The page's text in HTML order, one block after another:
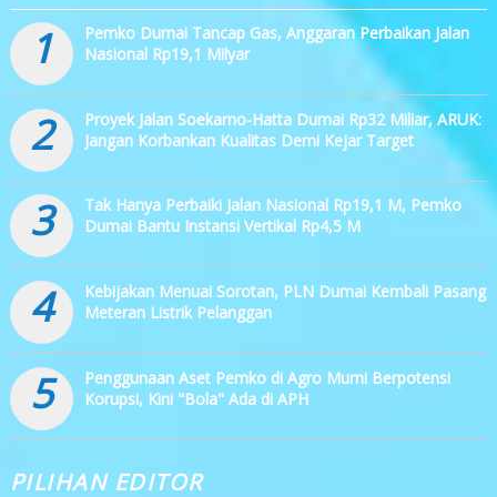
1
Pemko Dumai Tancap Gas, Anggaran Perbaikan Jalan
Nasional Rp19,1 Milyar
2
Proyek Jalan Soekarno-Hatta Dumai Rp32 Miliar, ARUK:
Jangan Korbankan Kualitas Demi Kejar Target
3
Tak Hanya Perbaiki Jalan Nasional Rp19,1 M, Pemko
Dumai Bantu Instansi Vertikal Rp4,5 M
4
Kebijakan Menuai Sorotan, PLN Dumai Kembali Pasang
Meteran Listrik Pelanggan
5
Penggunaan Aset Pemko di Agro Murni Berpotensi
Korupsi, Kini "Bola" Ada di APH
PILIHAN EDITOR